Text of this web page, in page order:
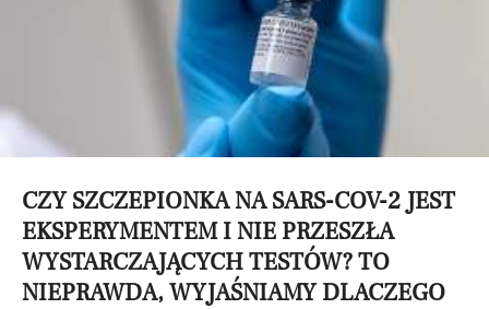
CZY SZCZEPIONKA NA SARS-COV-2 JEST
EKSPERYMENTEM I NIE PRZESZŁA
WYSTARCZAJĄCYCH TESTÓW? TO
NIEPRAWDA, WYJAŚNIAMY DLACZEGO